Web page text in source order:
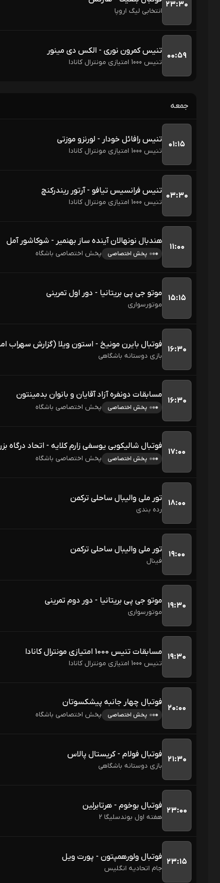
۲۳:۳۰
انتخابی لیگ اروپا
۰۰:۵۹ تنیس کمرون نوری - الکس دی مینور
تنیس 1000 امتیازی مونترال کانادا
جمعه
۰۱:۱۵ تنیس رافائل خودار - لورنزو موزتی
تنیس 1000 امتیازی مونترال کانادا
۰۳:۳۰ تنیس فرانسیس تیافو - آرتور ریندرکنچ
تنیس 1000 امتیازی مونترال کانادا
۱۱:۰۰
هندبال نونهالان آینده ساز بهنمیر - شوکاشور آمل
پخش اختصاصی پخش اختصاصی باشگاه
۱۵:۱۵ موتو جی پی بریتانیا - دور اول تمرینی
موتورسواری
۱۶:۳۰ فوتبال بایرن مونیخ - استون ویلا (گزارش سهراب
بازی دوستانه باشگاهی
۱۶:۳۰
مسابقات دونفره آزاد آقایان و بانوان بدمینتون
پخش اختصاصی پخش اختصاصی باشگاه
۱۷:۰۰
فوتبال شالیکوبی یوسفی زارم کلایه - اتحاد درگاه
پخش اختصاصی پخش اختصاصی باشگاه
۱۸:۰۰ تور ملی والیبال ساحلی ترکمن
رده بندی
۱۹:۰۰ تور ملی والیبال ساحلی ترکمن
فینال
۱۹:۳۰ موتو جی پی بریتانیا - دور دوم تمرینی
موتورسواری
۱۹:۳۰ مسابقات تنیس 1000 امتیازی مونترال کانادا
تنیس 1000 امتیازی مونترال کانادا
۲۰:۰۰
فوتبال چهار جانبه پیشکسوتان
پخش اختصاصی پخش اختصاصی باشگاه
۲۱:۳۰ فوتبال فولام - کریستال پالاس
بازی دوستانه باشگاهی
۲۳:۰۰ فوتبال بوخوم - هرتابرلین
هفته اول بوندسلیگا 2
۲۳:۱۵ فوتبال ولورهمپتون - پورت ویل
جام اتحادیه انگلیس